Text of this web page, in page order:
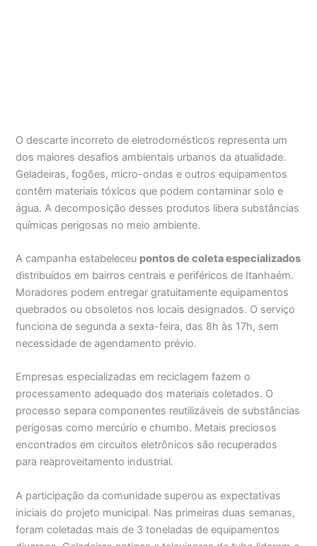
O descarte incorreto de eletrodomésticos representa um
dos maiores desafios ambientais urbanos da atualidade.
Geladeiras, fogões, micro-ondas e outros equipamentos
contêm materiais tóxicos que podem contaminar solo e
água. A decomposição desses produtos libera substâncias
químicas perigosas no meio ambiente.
A campanha estabeleceu pontos de coleta especializados
distribuídos em bairros centrais e periféricos de Itanhaém.
Moradores podem entregar gratuitamente equipamentos
quebrados ou obsoletos nos locais designados. O serviço
funciona de segunda a sexta-feira, das 8h às 17h, sem
necessidade de agendamento prévio.
Empresas especializadas em reciclagem fazem o
processamento adequado dos materiais coletados. O
processo separa componentes reutilizáveis de substâncias
perigosas como mercúrio e chumbo. Metais preciosos
encontrados em circuitos eletrônicos são recuperados
para reaproveitamento industrial.
A participação da comunidade superou as expectativas
iniciais do projeto municipal. Nas primeiras duas semanas,
foram coletadas mais de 3 toneladas de equipamentos